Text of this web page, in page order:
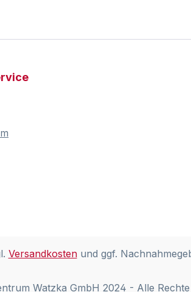
Versandkostenund ggf.
Watzka GmbH 2024 - Alle